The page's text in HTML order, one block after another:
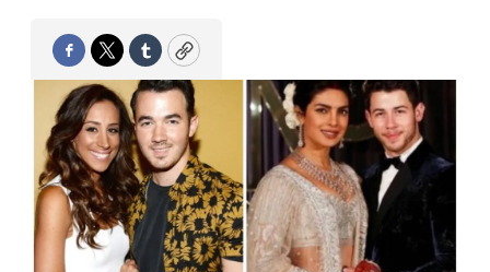
Facebook
TwitterTumblrCopy